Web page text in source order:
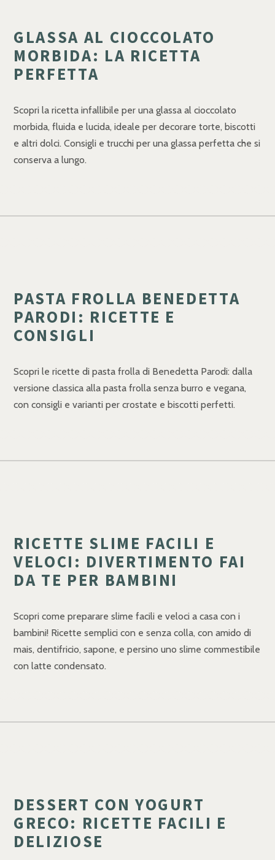
GLASSA AL CIOCCOLATO
MORBIDA: LA RICETTA
PERFETTA
Scopri la ricetta infallibile per una glassa al cioccolato
morbida, fluida e lucida, ideale per decorare torte, biscotti
e altri dolci. Consigli e trucchi per una glassa perfetta che si
conserva a lungo.
PASTA FROLLA BENEDETTA
PARODI: RICETTE E
CONSIGLI
Scopri le ricette di pasta frolla di Benedetta Parodi: dalla
versione classica alla pasta frolla senza burro e vegana,
con consigli e varianti per crostate e biscotti perfetti.
RICETTE SLIME FACILI E
VELOCI: DIVERTIMENTO FAI
DA TE PER BAMBINI
Scopri come preparare slime facili e veloci a casa con i
bambini! Ricette semplici con e senza colla, con amido di
mais, dentifricio, sapone, e persino uno slime commestibile
con latte condensato.
DESSERT CON YOGURT
GRECO: RICETTE FACILI E
DELIZIOSE